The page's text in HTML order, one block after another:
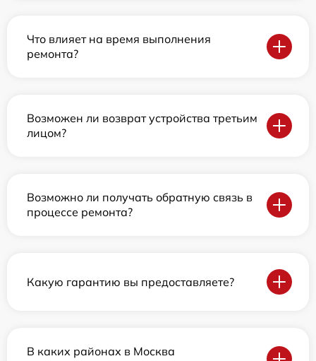
Что влияет на время выполнения
ремонта?
Возможен ли возврат устройства третьим
лицом?
Возможно ли получать обратную связь в
процессе ремонта?
Какую гарантию вы предоставляете?
В каких районах в Москва